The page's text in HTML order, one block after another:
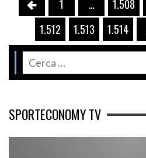
1 … 1.508
1.512
1.513 1.514
SPORTECONOMY TV